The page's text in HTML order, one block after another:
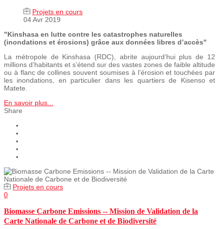
Projets en cours
04 Avr 2019
"Kinshasa en lutte contre les catastrophes naturelles
(inondations et érosions) grâce aux données libres d’accès"
La métropole de Kinshasa (RDC), abrite aujourd’hui plus de 12
millions d’habitants et s’étend sur des vastes zones de faible altitude
ou à flanc de collines souvent soumises à l’érosion et touchées par
les inondations, en particulier dans les quartiers de Kisenso et
Matete.
En savoir plus...
Share
Projets en cours
0
Biomasse Carbone Emissions -- Mission de Validation de la
Carte Nationale de Carbone et de Biodiversité